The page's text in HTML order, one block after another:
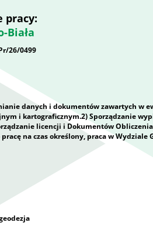
pracy:
Biała
26/0499
danych i dokumentów zawartych w
i kartograficznym.2) Sporządzanie
licencji i Dokumentów Obliczenia
na czas określony, praca w Wydziale